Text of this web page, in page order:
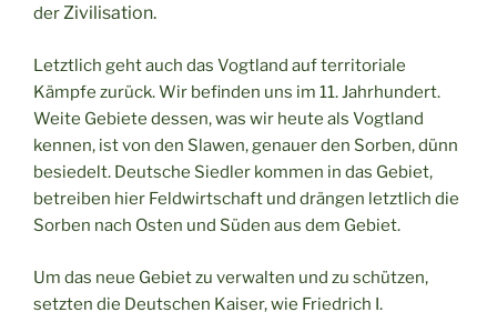
der Zivilisation.
Letztlich geht auch das Vogtland auf territoriale
Kämpfe zurück. Wir befinden uns im 11. Jahrhundert.
Weite Gebiete dessen, was wir heute als Vogtland
kennen, ist von den Slawen, genauer den Sorben, dünn
besiedelt. Deutsche Siedler kommen in das Gebiet,
betreiben hier Feldwirtschaft und drängen letztlich die
Sorben nach Osten und Süden aus dem Gebiet.
Um das neue Gebiet zu verwalten und zu schützen,
setzten die Deutschen Kaiser, wie Friedrich I.